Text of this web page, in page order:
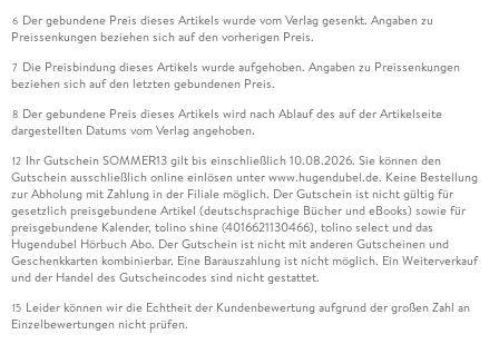
6 Der gebundene Preis dieses Artikels wurde vom Verlag gesenkt. Angaben zu
Preissenkungen beziehen sich auf den vorherigen Preis.
7 Die Preisbindung dieses Artikels wurde aufgehoben. Angaben zu Preissenkungen
beziehen sich auf den letzten gebundenen Preis.
8 Der gebundene Preis dieses Artikels wird nach Ablauf des auf der Artikelseite
dargestellten Datums vom Verlag angehoben.
12 Ihr Gutschein SOMMER13 gilt bis einschließlich 10.08.2026. Sie können den
Gutschein ausschließlich online einlösen unter www.hugendubel.de. Keine Bestellung
zur Abholung mit Zahlung in der Filiale möglich. Der Gutschein ist nicht gültig für
gesetzlich preisgebundene Artikel (deutschsprachige Bücher und eBooks) sowie für
preisgebundene Kalender, tolino shine (4016621130466), tolino select und das
Hugendubel Hörbuch Abo. Der Gutschein ist nicht mit anderen Gutscheinen und
Geschenkkarten kombinierbar. Eine Barauszahlung ist nicht möglich. Ein Weiterverkauf
und der Handel des Gutscheincodes sind nicht gestattet.
15 Leider können wir die Echtheit der Kundenbewertung aufgrund der großen Zahl an
Einzelbewertungen nicht prüfen.